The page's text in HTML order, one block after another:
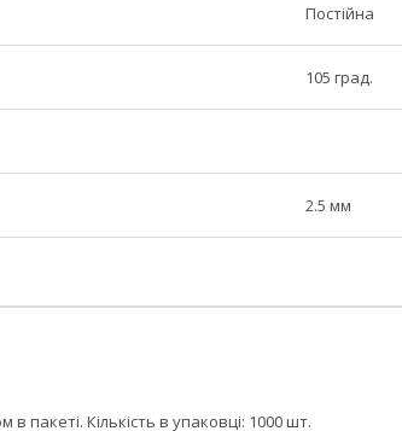
Постійна
105 град.
2.5 мм
в пакеті. Кiлькiсть в упаковцi: 1000 шт.